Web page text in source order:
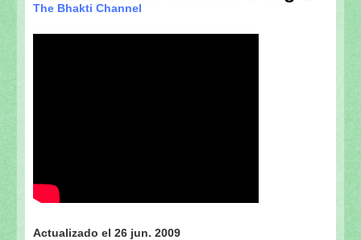
The Bhakti Channel
Actualizado el 26 jun. 2009